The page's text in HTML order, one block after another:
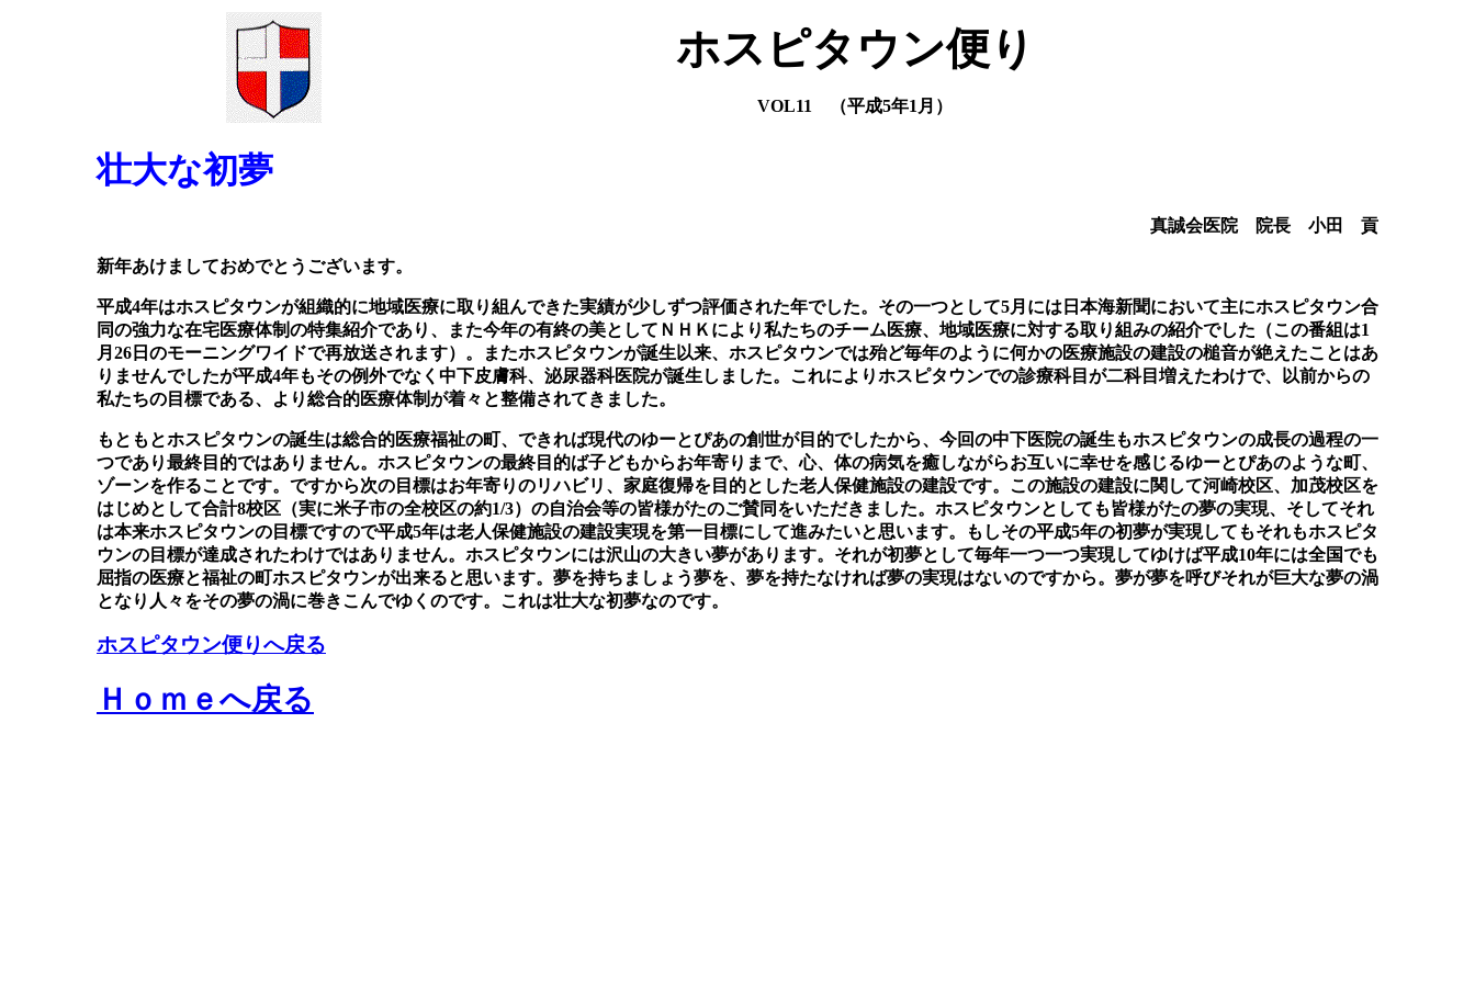
ホスピタウン便り
VOL11 （平成5年1月）
壮大な初夢
真誠会医院 院長 小田 貢
新年あけましておめでとうございます。
平成4年はホスピタウンが組織的に地域医療に取り組んできた実績が少しずつ評価された年でした。その一つとして5月には日本海新聞において主にホスピタウン合
同の強力な在宅医療体制の特集紹介であり、また今年の有終の美としてＮＨＫにより私たちのチーム医療、地域医療に対する取り組みの紹介でした（この番組は1
月26日のモーニングワイドで再放送されます）。またホスピタウンが誕生以来、ホスピタウンでは殆ど毎年のように何かの医療施設の建設の槌音が絶えたことはあ
りませんでしたが平成4年もその例外でなく中下皮膚科、泌尿器科医院が誕生しました。これによりホスピタウンでの診療科目が二科目増えたわけで、以前からの
私たちの目標である、より総合的医療体制が着々と整備されてきました。
もともとホスピタウンの誕生は総合的医療福祉の町、できれば現代のゆーとぴあの創世が目的でしたから、今回の中下医院の誕生もホスピタウンの成長の過程の一
つであり最終目的ではありません。ホスピタウンの最終目的ば子どもからお年寄りまで、心、体の病気を癒しながらお互いに幸せを感じるゆーとぴあのような町、
ゾーンを作ることです。ですから次の目標はお年寄りのリハビリ、家庭復帰を目的とした老人保健施設の建設です。この施設の建設に関して河崎校区、加茂校区を
はじめとして合計8校区（実に米子市の全校区の約1/3）の自治会等の皆様がたのご賛同をいただきました。ホスピタウンとしても皆様がたの夢の実現、そしてそれ
は本来ホスピタウンの目標ですので平成5年は老人保健施設の建設実現を第一目標にして進みたいと思います。もしその平成5年の初夢が実現してもそれもホスピタ
ウンの目標が達成されたわけではありません。ホスピタウンには沢山の大きい夢があります。それが初夢として毎年一つ一つ実現してゆけば平成10年には全国でも
屈指の医療と福祉の町ホスピタウンが出来ると思います。夢を持ちましょう夢を、夢を持たなければ夢の実現はないのですから。夢が夢を呼びそれが巨大な夢の渦
となり人々をその夢の渦に巻きこんでゆくのです。これは壮大な初夢なのです。
ホスピタウン便りへ戻る
Ｈｏｍｅへ戻る